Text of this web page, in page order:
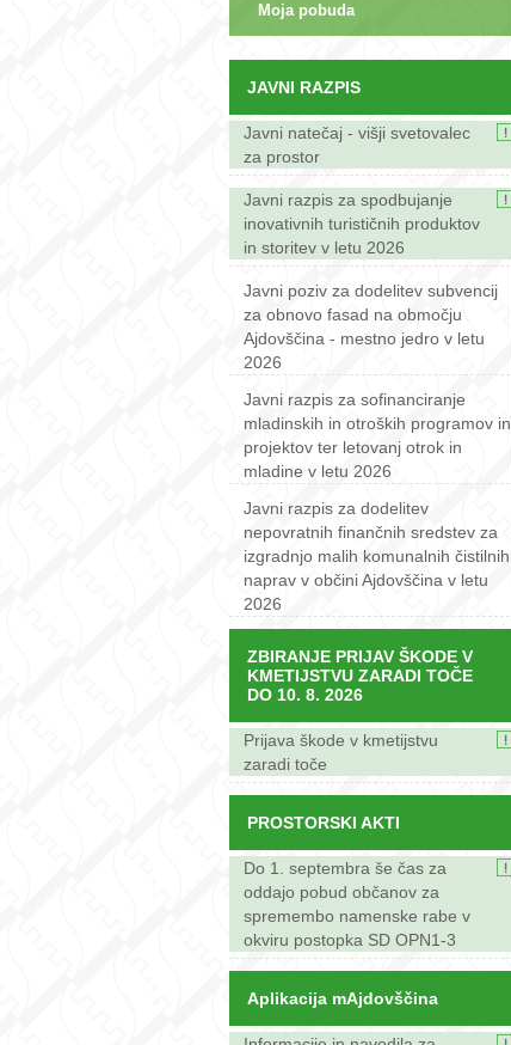
Moja pobuda
JAVNI RAZPIS
Javni natečaj - višji svetovalec
za prostor
Javni razpis za spodbujanje
inovativnih turističnih produktov
in storitev v letu 2026
Javni poziv za dodelitev subvencij
za obnovo fasad na območju
Ajdovščina - mestno jedro v letu
2026
Javni razpis za sofinanciranje
mladinskih in otroških programov in
projektov ter letovanj otrok in
mladine v letu 2026
Javni razpis za dodelitev
nepovratnih finančnih sredstev za
izgradnjo malih komunalnih čistilnih
naprav v občini Ajdovščina v letu
2026
ZBIRANJE PRIJAV ŠKODE V
KMETIJSTVU ZARADI TOČE
DO 10. 8. 2026
Prijava škode v kmetijstvu
zaradi toče
PROSTORSKI AKTI
Do 1. septembra še čas za
oddajo pobud občanov za
spremembo namenske rabe v
okviru postopka SD OPN1-3
Aplikacija mAjdovščina